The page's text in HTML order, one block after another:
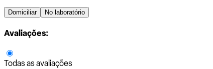
Domiciliar No laboratório
Avaliações:
Todas as avaliações